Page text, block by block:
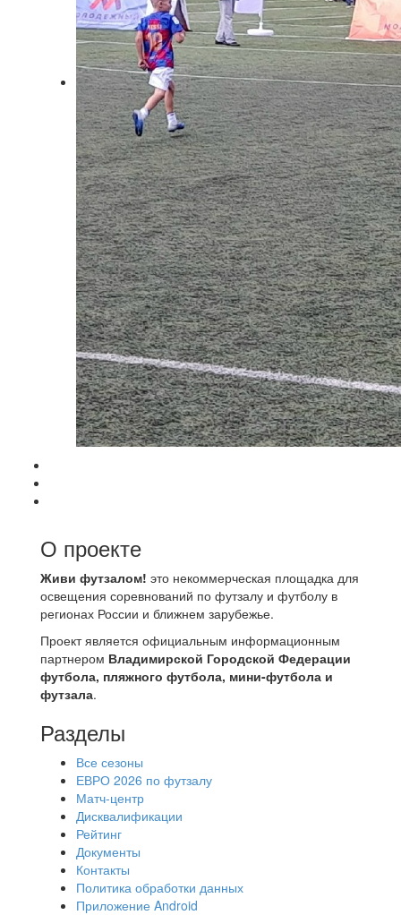
О проекте
Живи футзалом! это некоммерческая площадка для
освещения соревнований по футзалу и футболу в
регионах России и ближнем зарубежье.
Проект является официальным информационным
партнером Владимирской Городской Федерации
футбола, пляжного футбола, мини-футбола и
футзала.
Разделы
Все сезоны
ЕВРО 2026 по футзалу
Матч-центр
Дисквалификации
Рейтинг
Документы
Контакты
Политика обработки данных
Приложение Android